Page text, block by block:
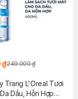
₫249.000 ₫
Trang L'Oreal Tươi
Dầu, Hỗn Hợp